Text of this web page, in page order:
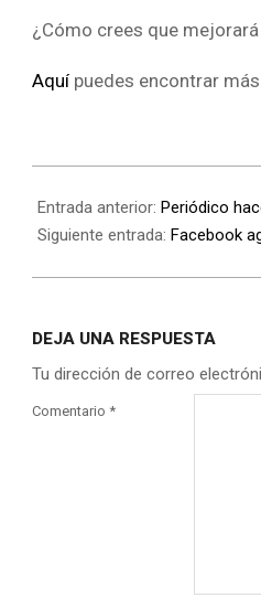
¿Cómo crees que
Aquí puedes encontrar
Entrada anterior: Periódico
Siguiente entrada: Facebook
DEJA UNA RESPUESTA
Tu dirección de correo
Comentario *